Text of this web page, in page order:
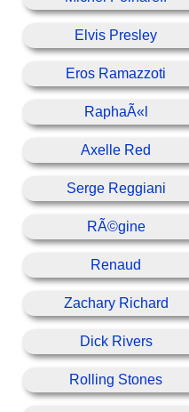
Elvis Presley
Eros Ramazzoti
RaphaÃ«l
Axelle Red
Serge Reggiani
RÃ©gine
Renaud
Zachary Richard
Dick Rivers
Rolling Stones